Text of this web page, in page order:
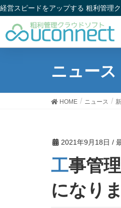
経営スピードをアップする 粗利管理
ニュース
HOME ニュース
2021年9月18日 /
工事管理でも売上登録で原価を表示できるよう
になり